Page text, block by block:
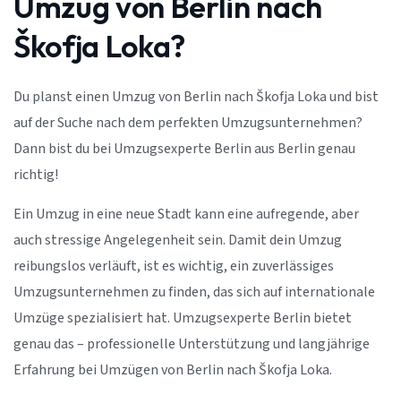
Škofja Loka?
Du planst einen Umzug von Berlin nach Škofja Loka und bist
auf der Suche nach dem perfekten Umzugsunternehmen?
Dann bist du bei Umzugsexperte Berlin aus Berlin genau
richtig!
Ein Umzug in eine neue Stadt kann eine aufregende, aber
auch stressige Angelegenheit sein. Damit dein Umzug
reibungslos verläuft, ist es wichtig, ein zuverlässiges
Umzugsunternehmen zu finden, das sich auf internationale
Umzüge spezialisiert hat. Umzugsexperte Berlin bietet
genau das – professionelle Unterstützung und langjährige
Erfahrung bei Umzügen von Berlin nach Škofja Loka.